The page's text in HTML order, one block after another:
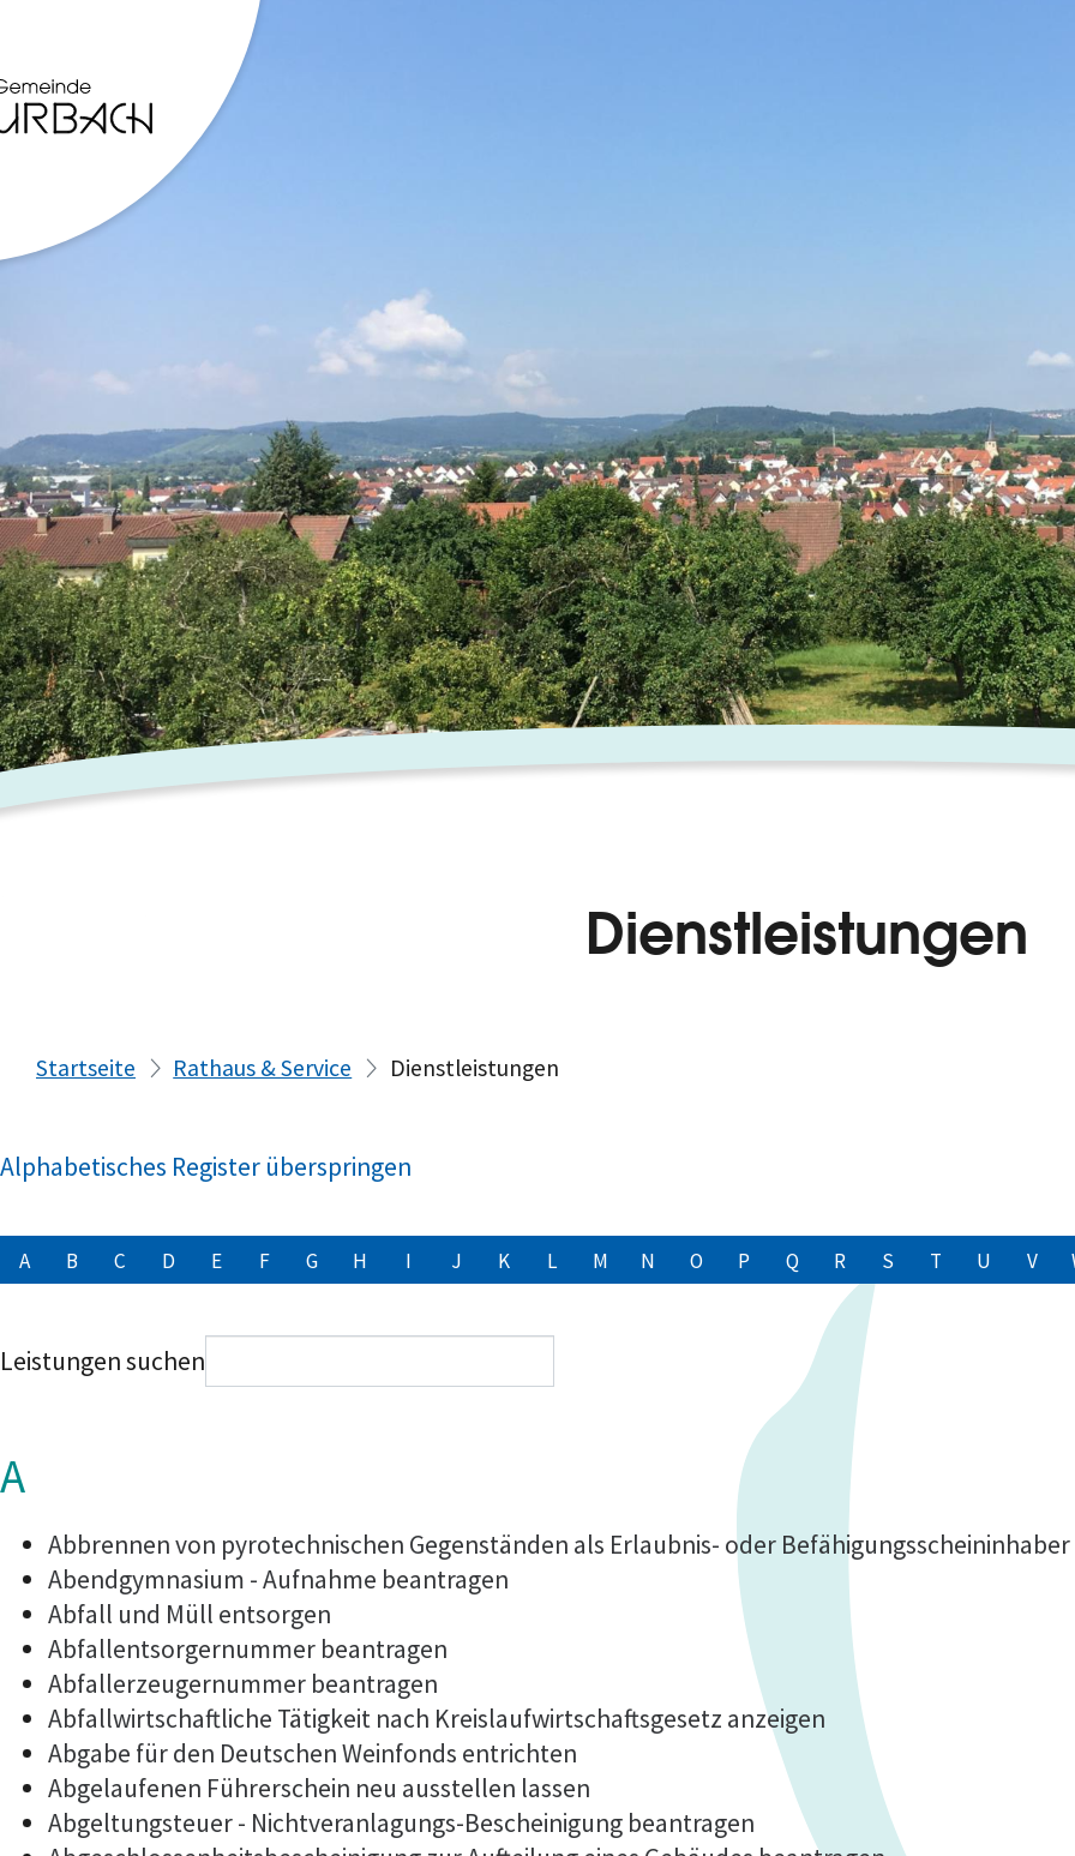
Dienstleistungen
Startseite Rathaus & Service Dienstleistungen
Alphabetisches Register überspringen
A B C D E F G H I J K L M N O P Q R S T U V
Leistungen suchen
A
Abbrennen von pyrotechnischen Gegenständen als Erlaubnis- oder Befähigungsscheininhaber
Abendgymnasium - Aufnahme beantragen
Abfall und Müll entsorgen
Abfallentsorgernummer beantragen
Abfallerzeugernummer beantragen
Abfallwirtschaftliche Tätigkeit nach Kreislaufwirtschaftsgesetz anzeigen
Abgabe für den Deutschen Weinfonds entrichten
Abgelaufenen Führerschein neu ausstellen lassen
Abgeltungsteuer - Nichtveranlagungs-Bescheinigung beantragen